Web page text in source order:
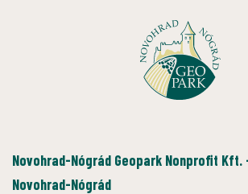
Novohrad-Nógrád Geopark Nonprofit Kft.
Novohrad-Nógrád